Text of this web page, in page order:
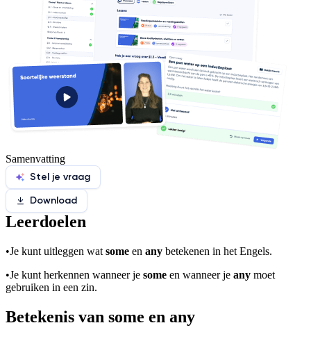
Samenvatting
Stel je vraag
Download
Leerdoelen
•Je kunt uitleggen wat some en any betekenen in het Engels.
•Je kunt herkennen wanneer je some en wanneer je any moet
gebruiken in een zin.
Betekenis van some en any